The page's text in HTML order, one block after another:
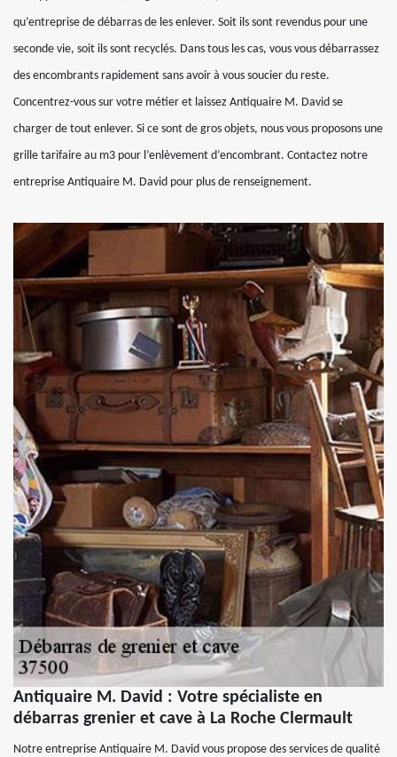
qu’entreprise de débarras de les enlever. Soit ils sont revendus pour une
seconde vie, soit ils sont recyclés. Dans tous les cas, vous vous débarrassez
des encombrants rapidement sans avoir à vous soucier du reste.
Concentrez-vous sur votre métier et laissez Antiquaire M. David se
charger de tout enlever. Si ce sont de gros objets, nous vous proposons une
grille tarifaire au m3 pour l’enlèvement d’encombrant. Contactez notre
entreprise Antiquaire M. David pour plus de renseignement.
Antiquaire M. David : Votre spécialiste en
débarras grenier et cave à La Roche Clermault
Notre entreprise Antiquaire M. David vous propose des services de qualité